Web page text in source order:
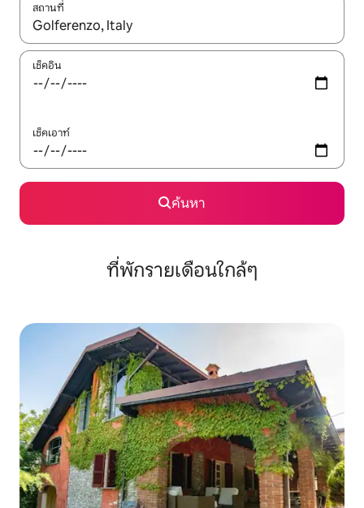
สถานที่
ใช้ลูกศรขึ้นลง หรือใช้การสัมผัสหรือปัด เพื่อสำรวจผลการค้นหา
เช็คอิน
เช็คเอาท์
ค้นหา
ที่พักรายเดือนใกล้ๆ